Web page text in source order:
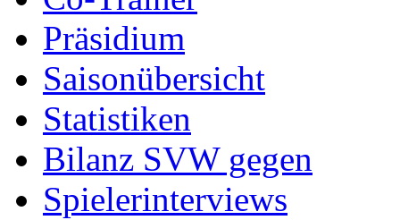
Präsidium
Saisonübersicht
Statistiken
Bilanz SVW gegen
Spielerinterviews